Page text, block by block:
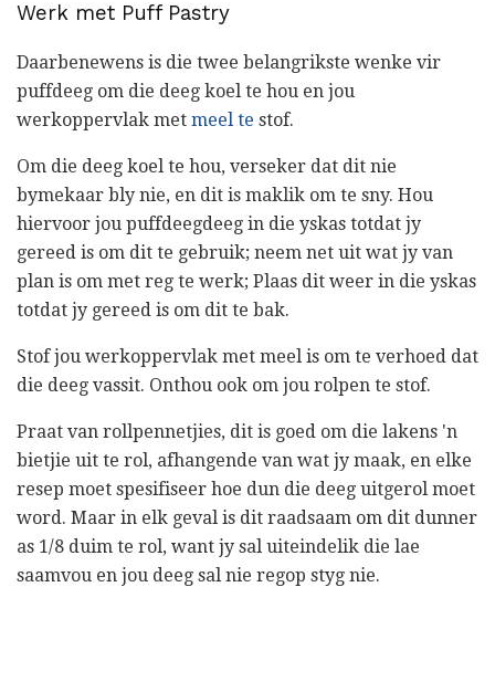
Werk met Puff Pastry
Daarbenewens is die twee belangrikste wenke vir
puffdeeg om die deeg koel te hou en jou
werkoppervlak met meel te stof.
Om die deeg koel te hou, verseker dat dit nie
bymekaar bly nie, en dit is maklik om te sny. Hou
hiervoor jou puffdeegdeeg in die yskas totdat jy
gereed is om dit te gebruik; neem net uit wat jy van
plan is om met reg te werk; Plaas dit weer in die yskas
totdat jy gereed is om dit te bak.
Stof jou werkoppervlak met meel is om te verhoed dat
die deeg vassit. Onthou ook om jou rolpen te stof.
Praat van rollpennetjies, dit is goed om die lakens 'n
bietjie uit te rol, afhangende van wat jy maak, en elke
resep moet spesifiseer hoe dun die deeg uitgerol moet
word. Maar in elk geval is dit raadsaam om dit dunner
as 1/8 duim te rol, want jy sal uiteindelik die lae
saamvou en jou deeg sal nie regop styg nie.